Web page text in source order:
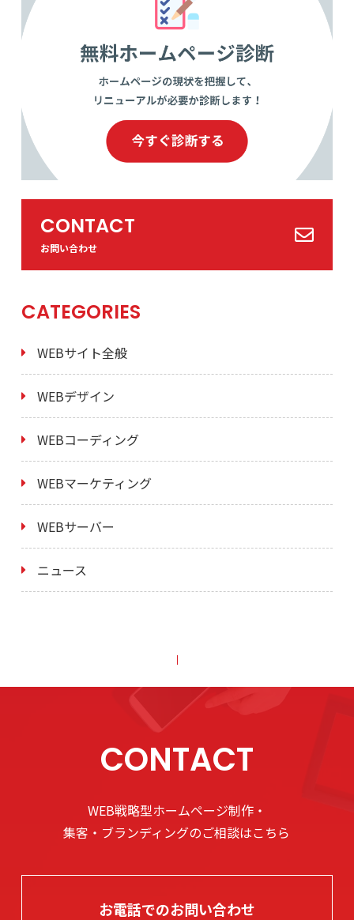
CONTACT
お問い合わせ
CATEGORIES
WEBサイト全般
WEBデザイン
WEBコーディング
WEBマーケティング
WEBサーバー
ニュース
CONTACT
WEB戦略型ホームページ制作・
集客・ブランディングのご相談はこちら
お電話でのお問い合わせ